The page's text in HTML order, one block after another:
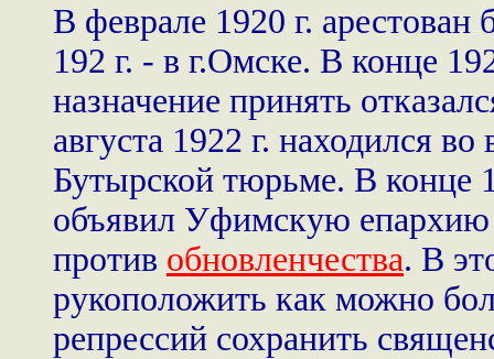
В феврале 1920 г.
192 г. - в г.Омске. В конце
назначение принять
августа 1922 г. находился
Бутырской тюрьме. В конце
объявил Уфимскую епархию
против обновленчества. В
рукоположить как можно
репрессий сохранить